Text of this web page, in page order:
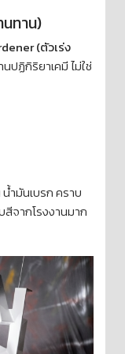
ทาน)
(ตัวเร่ง
ปฏิกิริยาเคมี ไม่ใช่
ำมันเบรก คราบ
สีจากโรงงานมาก